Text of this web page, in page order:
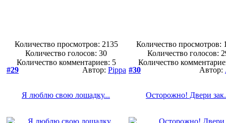
Количество просмотров: 2135
Количество голосов:30
Количество комментариев: 5
Количество просмотров:
Количество голосов:
Количество
#29
Автор: Pippa
Я люблю свою лошадку...
#30 Автор:
Осторожно! Двери